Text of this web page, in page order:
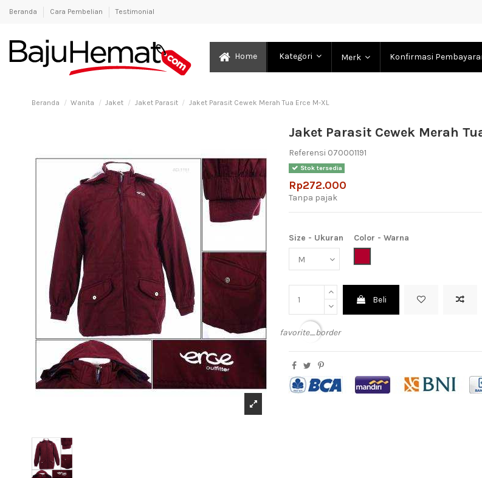
Beranda Cara Pembelian Testimonial
Home Kategori Merk Konfirmasi
Beranda Wanita Jaket Jaket Parasit Jaket Parasit Cewek Merah Tua Erce M-XL
Jaket Parasit Cewek Merah
Referensi 070001191
Stok tersedia
Rp272.000
Tanpa pajak
Size - Ukuran
Color - Warna
Beli
favorite_border